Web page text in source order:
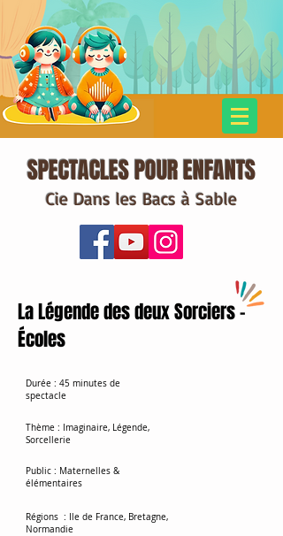
SPECTACLES POUR ENFANTS
Cie Dans les Bacs à Sable
La Légende des deux Sorciers -
Écoles
Durée : 45 minutes de
spectacle
Thème : Imaginaire, Légende,
Sorcellerie
Public : Maternelles &
élémentaires
Régions : Ile de France, Bretagne,
Normandie